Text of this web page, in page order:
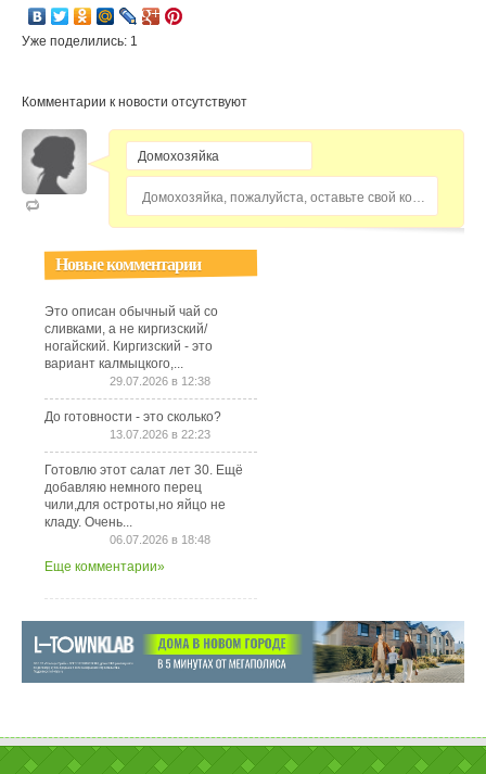
Уже поделились: 1
Комментарии к новости отсутствуют
Домохозяйка, пожалуйста, оставьте свой комментарий...
Новые комментарии
Это описан обычный чай со
сливками, а не киргизский/
ногайский. Киргизский - это
вариант калмыцкого,...
29.07.2026 в 12:38
До готовности - это сколько?
13.07.2026 в 22:23
Готовлю этот салат лет 30. Ещё
добавляю немного перец
чили,для остроты,но яйцо не
кладу. Очень...
06.07.2026 в 18:48
Еще комментарии»